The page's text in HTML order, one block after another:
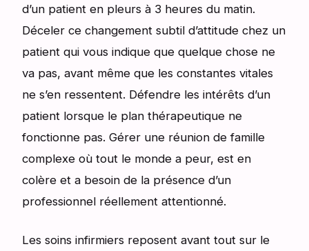
d’un patient en pleurs à 3 heures du matin.
Déceler ce changement subtil d’attitude chez un
patient qui vous indique que quelque chose ne
va pas, avant même que les constantes vitales
ne s’en ressentent. Défendre les intérêts d’un
patient lorsque le plan thérapeutique ne
fonctionne pas. Gérer une réunion de famille
complexe où tout le monde a peur, est en
colère et a besoin de la présence d’un
professionnel réellement attentionné.
Les soins infirmiers reposent avant tout sur le